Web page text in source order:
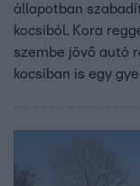
állapotban
kocsiból. Kora
szembe jövő autó
kocsiban is egy
törésekkel kellett